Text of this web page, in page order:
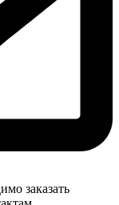
заказать